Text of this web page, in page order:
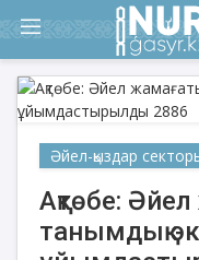
Әйел-қыздар
Ақтөбе:
танымдық